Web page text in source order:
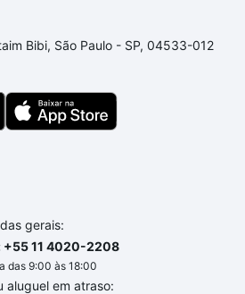
envolvidos no processo
nosso portal quanto custa
seus sonhos com segurança e
até as chaves.
Bibi, São Paulo - SP, 04533-012
gerais:
+55 11 4020-2208
das 9:00 às 18:00
aluguel em atraso: